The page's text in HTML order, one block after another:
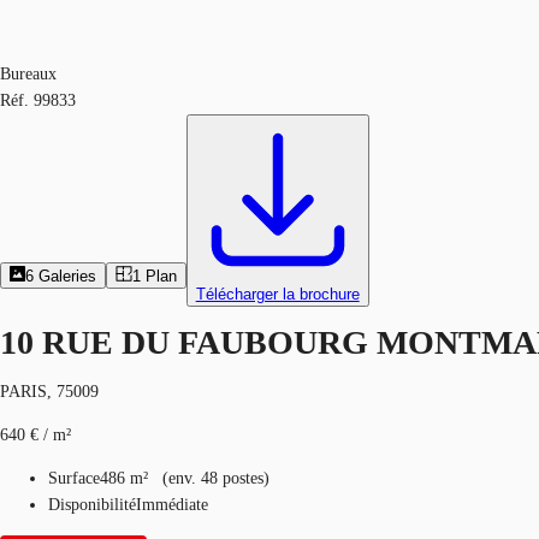
Bureaux
Réf. 99833
6 Galeries 1 Plan
Télécharger la brochure
10 RUE DU FAUBOURG
PARIS, 75009
640 € / m²
Surface486 m² (env. 48 postes)
DisponibilitéImmédiate